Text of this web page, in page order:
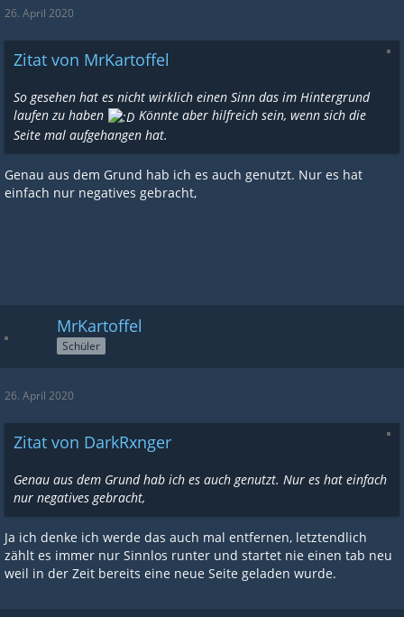
26. April 2020
Zitat von MrKartoffel
So gesehen hat es nicht wirklich einen Sinn das im Hintergrund
laufen zu haben
Könnte aber hilfreich sein, wenn sich die
Seite mal aufgehangen hat.
Genau aus dem Grund hab ich es auch genutzt. Nur es hat
einfach nur negatives gebracht,
MrKartoffel
Schüler
26. April 2020
Zitat von DarkRxnger
Genau aus dem Grund hab ich es auch genutzt. Nur es hat einfach
nur negatives gebracht,
Ja ich denke ich werde das auch mal entfernen, letztendlich
zählt es immer nur Sinnlos runter und startet nie einen tab neu
weil in der Zeit bereits eine neue Seite geladen wurde.